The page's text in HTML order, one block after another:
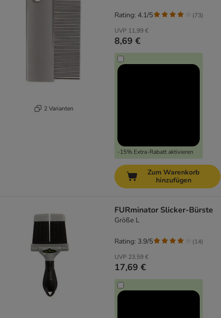
2 Varianten
UVP 11,99 €
8,69 €
-15% Extra-Rabatt aktivieren
Rating: 4.1/5 (73)
Zum Warenkorb
hinzufügen
FURminator Slicker-Bürste
Größe L
UVP 23,59 €
17,69 €
Rating: 3.9/5 (14)